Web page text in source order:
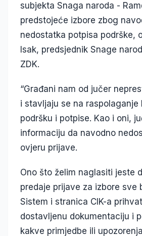
subjekta Snaga naroda -
predstojeće izbore zbog
nedostatka potpisa podrške,
Isak, predsjednik Snage
ZDK.
“Građani nam od jučer
i stavljaju se na raspolaganje
podršku i potpise. Kao i oni,
informaciju da navodno
ovjeru prijave.
Ono što želim naglasiti jeste
predaje prijave za izbore sve
Sistem i stranica CIK-a
dostavljenu dokumentaciju i
kakve primjedbe ili